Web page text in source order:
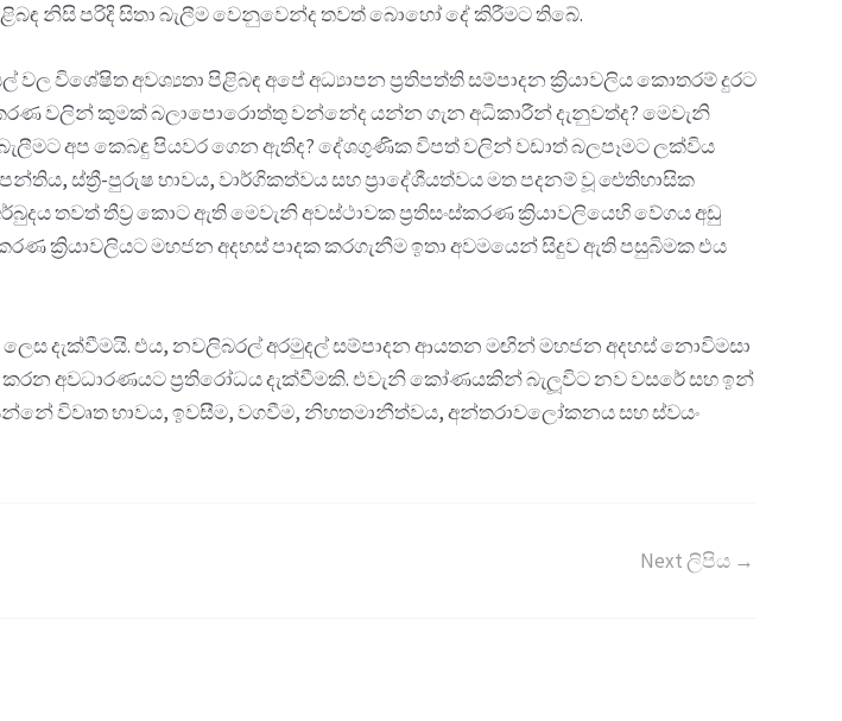
නිසි පරිදි සිතා බැලීම වෙනුවෙන්ද තවත් බොහෝ දේ කිරීමට තිබේ.
විශේෂිත අවශ්‍යතා පිළිබඳ අපේ අධ්‍යාපන ප්‍රතිපත්ති සම්පාදන ක්‍රියාවලිය කොතරම් දුරට
වලින් කුමක් බලාපොරොත්තු වන්නේද යන්න ගැන අධිකාරීන් දැනුවත්ද? මෙවැනි
අප කෙබඳු පියවර ගෙන ඇතිද? දේශගුණික විපත් වලින් වඩාත් බලපෑමට ලක්විය
ස්ත්‍රී-පුරුෂ භාවය, වාර්ගිකත්වය සහ ප්‍රාදේශීයත්වය මත පදනම් වූ ඓතිහාසික
තවත් තීව්‍ර කොට ඇති මෙවැනි අවස්ථාවක ප්‍රතිසංස්කරණ ක්‍රියාවලියෙහි වේගය අඩු
ක්‍රියාවලියට මහජන අදහස් පාදක කරගැනීම ඉතා අවමයෙන් සිදුව ඇති පසුබිමක එය
ලෙස දැක්වීමයි. එය, නවලිබරල් අරමුදල් සම්පාදන ආයතන මඟින් මහජන අදහස් නොවිමසා
අවධාරණයට ප්‍රතිරෝධය දැක්වීමකි. එවැනි කෝණයකින් බැලූවිට නව වසරේ සහ ඉන්
විවෘත භාවය, ඉවසීම, වගවීම, නිහතමානීත්වය, අන්තරාවලෝකනය සහ ස්වයං
Next ලිපිය →